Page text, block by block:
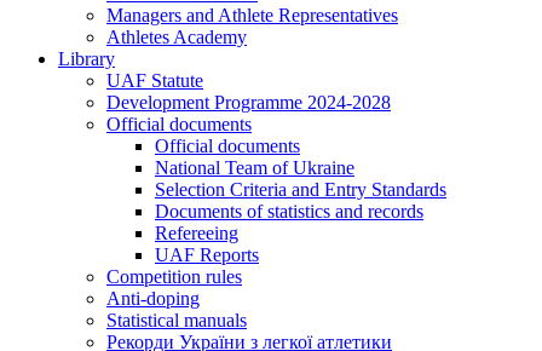
Managers and Athlete Representatives
Athletes Academy
Library
UAF Statute
Development Programme 2024-2028
Official documents
Official documents
National Team of Ukraine
Selection Criteria and Entry Standards
Documents of statistics and records
Refereeing
UAF Reports
Competition rules
Anti-doping
Statistical manuals
Рекорди України з легкої атлетики